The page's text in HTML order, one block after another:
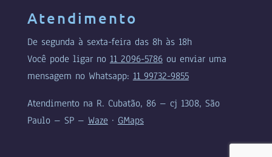
Atendimento
De segunda à sexta-feira das 8h às 18h
Você pode ligar no 11 2096-5786ou enviar uma
mensagem no Whatsapp: 11 99732-9855
Atendimento na R. Cubatão, 86 – cj 1308, São
Paulo – SP – Waze · GMaps